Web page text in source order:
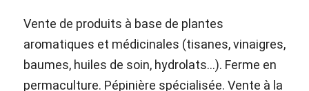
Vente de produits à base de plantes
aromatiques et médicinales (tisanes, vinaigres,
baumes, huiles de soin, hydrolats...). Ferme en
permaculture. Pépinière spécialisée. Vente à la